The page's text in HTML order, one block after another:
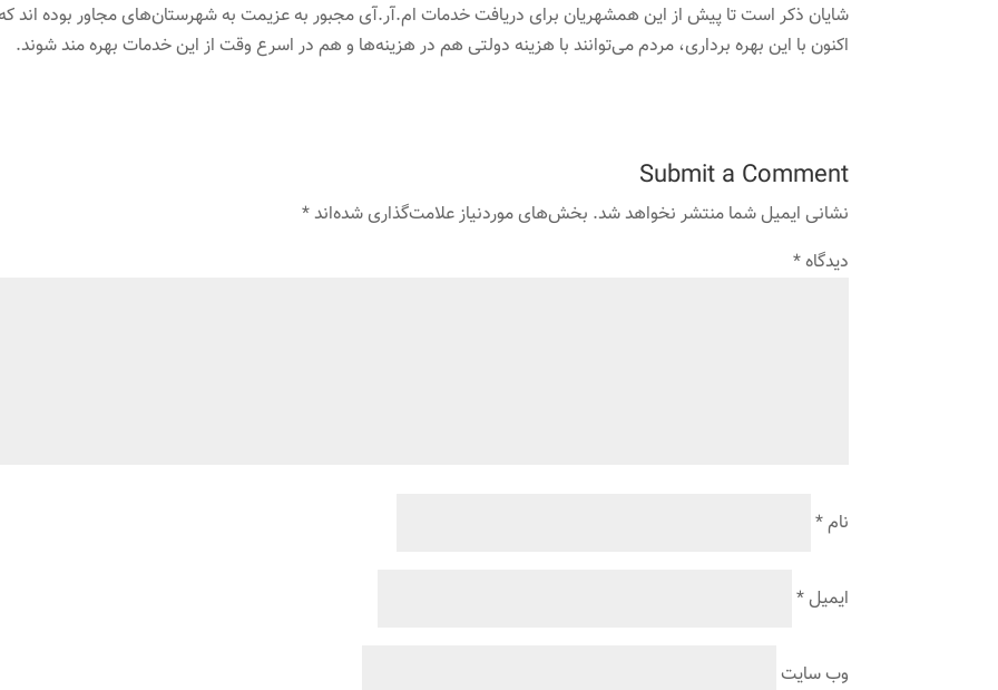
شایان ذکر است تا پیش از این همشهریان برای دریافت خدمات ام.آر.آی مجبور به عزیمت به شهرستان‌های مجاور بوده اند
اکنون با این بهره برداری، مردم می‌توانند با هزینه دولتی هم در هزینه‌ها و هم در اسرع وقت از این خدمات بهره مند شوند.
Submit a Comment
نشانی ایمیل شما منتشر نخواهد شد. بخش‌های موردنیاز علامت‌گذاری شده‌اند*
دیدگاه*
نام*
ایمیل*
وب‌ سایت